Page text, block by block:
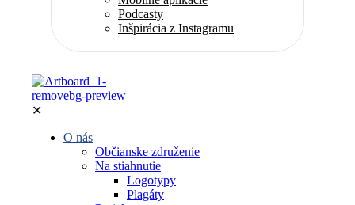
Podcasty
Inšpirácia z Instagramu
✕
O nás
Občianske združenie
Na stiahnutie
Logotypy
Plagáty